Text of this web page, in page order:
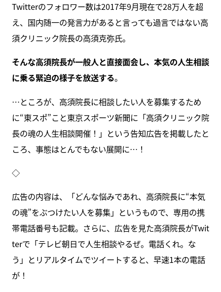
Twitterのフォロワー数は2017年9月現在で28万人を超
え、国内随一の発言力があると言っても過言ではない高
須クリニック院長の高須克弥氏。
そんな高須院長が一般人と直接面会し、本気の人生相談
に乗る緊迫の様子を放送する。
…ところが、高須院長に相談したい人を募集するため
に“東スポ”こと東京スポーツ新聞に「高須クリニック院
長の魂の人生相談開催！」という告知広告を掲載したと
ころ、事態はとんでもない展開に…！
◇
広告の内容は、「どんな悩みであれ、高須院長に“本気
の魂”をぶつけたい人を募集」というもので、専用の携
帯電話番号も記載。さらに、広告を見た高須院長がTwit
terで「テレビ朝日で人生相談やるぜ。電話くれ。な
う」とリアルタイムでツイートすると、早速1本の電話
が！